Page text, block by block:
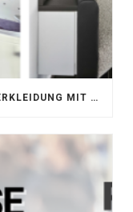
AKUSTIK IM SPA-BEREICH: WANDVERKLEIDUNG MIT SILENTPROTECT CORE